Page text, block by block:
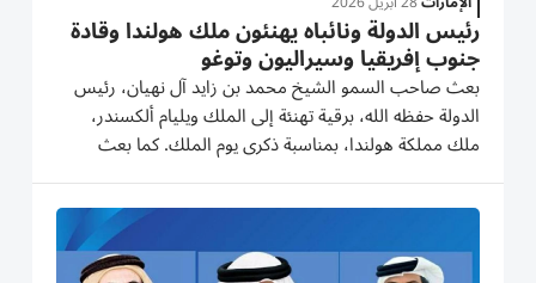
رئيس الدولة ونائباه يهنئون ملك هولندا وقادة
جنوب إفريقيا وسيراليون وتوغو
بعث صاحب السمو الشيخ محمد بن زايد آل نهيان، رئيس
الدولة حفظه الله، برقية تهنئة إلى الملك ويليام ألكسندر،
ملك مملكة هولندا، بمناسبة ذكرى يوم الملك. كما بعث
صاحب السمو الشيخ محمد بن راشد آل مكتوم، نائب رئيس
الدولة، رئيس مجلس الوزراء، حاكم دبي رعاه الله، وسمو